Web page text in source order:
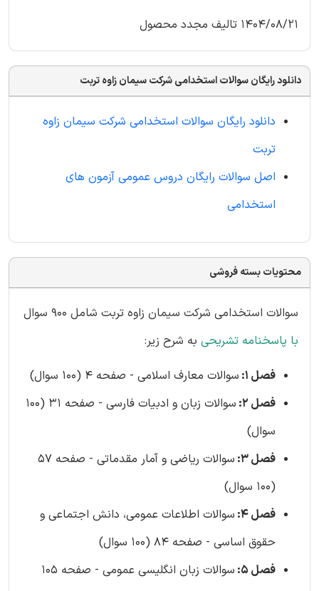
1404/08/21 تالیف مجدد محصول
دانلود رایگان سوالات استخدامی شرکت سیمان زاوه تربت
دانلود رایگان سوالات استخدامی شرکت سیمان زاوه
تربت
اصل سوالات رایگان دروس عمومی آزمون های
استخدامی
محتویات بسته فروشی
سوالات استخدامی شرکت سیمان زاوه تربت شامل 900 سوال
با پاسخنامه تشریحی به شرح زیر:
فصل 1:
سوالات معارف اسلامی - صفحه 4 (100 سوال)
فصل 2:
سوالات زبان و ادبیات فارسی - صفحه 31 (100
سوال)
فصل 3:
سوالات ریاضی و آمار مقدماتی - صفحه 57
(100 سوال)
فصل 4:
سوالات اطلاعات عمومی، دانش اجتماعی و
حقوق اساسی - صفحه 84 (100 سوال)
فصل 5:
سوالات زبان انگلیسی عمومی - صفحه 105